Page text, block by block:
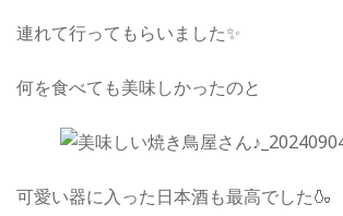
連れて行ってもらいました✨
何を食べても美味しかったのと
可愛い器に入った日本酒も最高でした🍶